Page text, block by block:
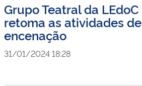
Grupo Teatral da LEdoC
retoma as atividades de
encenação
31/01/2024 18:28